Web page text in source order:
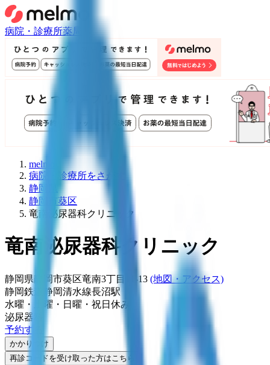
病院・診療所薬局
melmo
病院・診療所をさがす
静岡県
静岡市葵区
竜南泌尿器科クリニック
竜南泌尿器科クリニック
静岡県静岡市葵区竜南3丁目11-13 (地図・アクセス)
静岡鉄道静岡清水線長沼駅
水曜・土曜・日曜・祝日 休み
泌尿器科
予約する
かかりつけ
再診コードを受け取った方はこちら